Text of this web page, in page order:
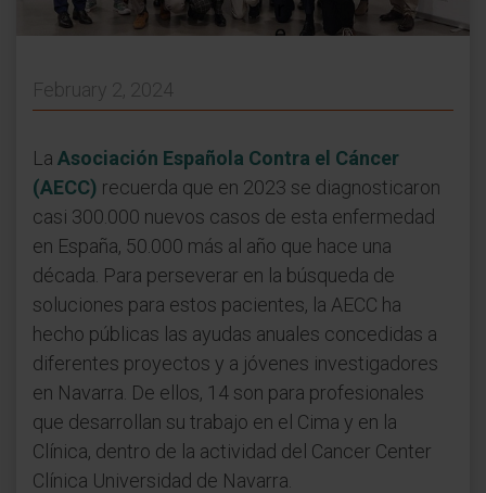
February 2, 2024
La Asociación Española Contra el Cáncer
(AECC) recuerda que en 2023 se diagnosticaron
casi 300.000 nuevos casos de esta enfermedad
en España, 50.000 más al año que hace una
década. Para perseverar en la búsqueda de
soluciones para estos pacientes, la AECC ha
hecho públicas las ayudas anuales concedidas a
diferentes proyectos y a jóvenes investigadores
en Navarra. De ellos, 14 son para profesionales
que desarrollan su trabajo en el Cima y en la
Clínica, dentro de la actividad del Cancer Center
Clínica Universidad de Navarra.